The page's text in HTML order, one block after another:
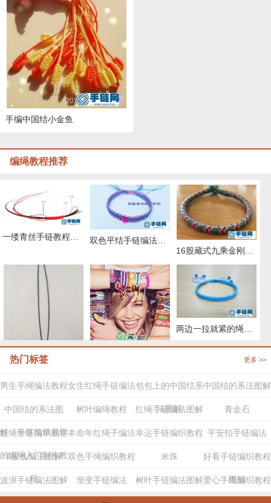
手编中国结小金鱼
编绳教程推荐
双色平结手链编法图解，附平结手链收尾方法
两股绳金刚结编法图解,手编绳收尾结怎么打结 29种编绳手链教程，详细清楚热门款式的图解
两边一拉就紧的绳子怎么弄
更多 >>
热门标签
男生手绳编法教程女生红绳手链编法包包上的中国结系
法图解
中国结的系法图解
中国结的系法图
解，分享简单易学
的编绳入门制作教
程
树叶编绳教程 红绳手链编法图解 青金石
红绳手链编织教程本命年红绳子编法幸运手链编织教程 平安扣手链编法
8股线编法图解 双色手绳编织教程 米珠 好看手链编织教程
图解
波浪手链编法图解 渐变手链编法 树叶手链编法图解爱心手绳编织教程